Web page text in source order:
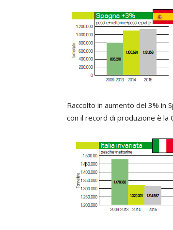
Raccolto in aumento del 3% in
con il record di produzione è la